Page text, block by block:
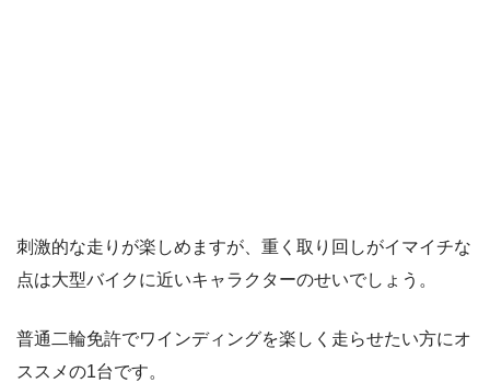
刺激的な走りが楽しめますが、重く取り回しがイマイチな
点は大型バイクに近いキャラクターのせいでしょう。
普通二輪免許でワインディングを楽しく走らせたい方にオ
ススメの1台です。